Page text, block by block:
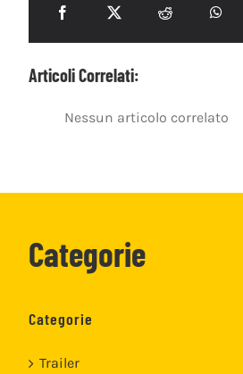
Articoli Correlati:
Nessun articolo correlato
Categorie
Categorie
Trailer